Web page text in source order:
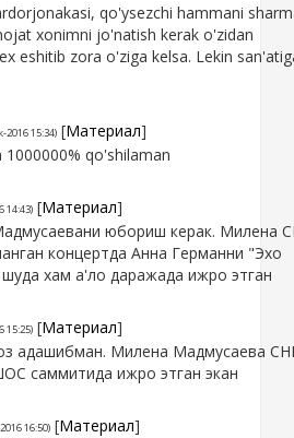
qo'ysezchi hammani
xonimni jo'natish kerak o'zidan
eshitib zora o'ziga kelsa. Lekin
2016 15:34) [Материал]
qo'shilaman
14:43) [Материал]
юбориш керак. Милена
концертда Анна Германни "Эхо
хам а'ло даражада ижро этган
15:25) [Материал]
адашибман. Милена Мадмусаева
саммитида ижро этган экан
16:50) [Материал]